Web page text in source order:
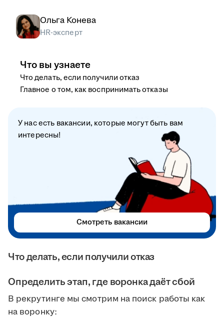
Что делать, если получили отказ
Определить этап, где воронка даёт сбой
В рекрутинге мы смотрим на поиск работы как
на воронку:
Ольга Конева
HR-эксперт
Что вы узнаете
Что делать, если получили отказ
Главное о том, как воспринимать отказы
У нас есть вакансии, которые могут быть вам
интересны!
Смотреть вакансии